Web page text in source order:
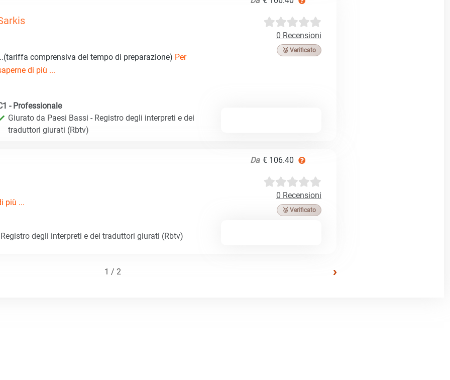
0 Recensioni
🥉 Verificato
comprensiva del tempo di preparazione) Per
di più ...
- Professionale
Giurato da Paesi Bassi - Registro degli interpreti e dei
traduttori giurati (Rbtv)
Da € 106.40
0 Recensioni
🥉 Verificato
più ...
degli interpreti e dei traduttori giurati (Rbtv)
1 / 2 ›